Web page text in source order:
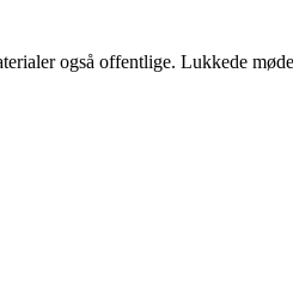
også offentlige. Lukkede